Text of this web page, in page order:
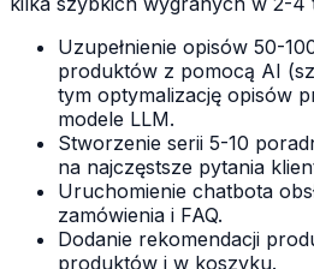
Uzupełnienie opisów 50-
produktów z pomocą AI
tym optymalizację opisów
modele LLM.
Stworzenie serii 5-10
na najczęstsze pytania
Uruchomienie chatbota
zamówienia i FAQ.
Dodanie rekomendacji
produktów i w koszyku.